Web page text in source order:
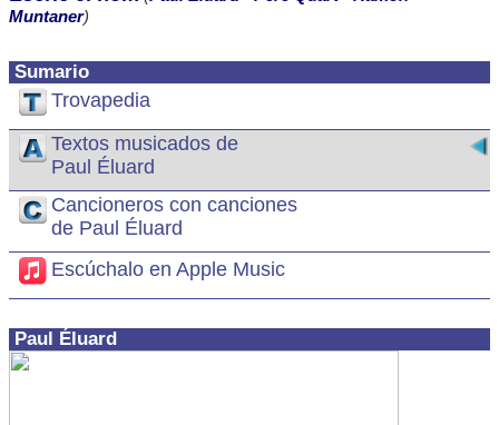
Sumario
Trovapedia
Textos musicados de
Paul Éluard
Cancioneros con canciones
de Paul Éluard
Escúchalo en Apple Music
Paul Éluard
Muntaner)